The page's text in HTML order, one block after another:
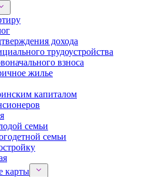
дохода
трудоустройства
взноса
жилье
капиталом
семьи
семьи
карты